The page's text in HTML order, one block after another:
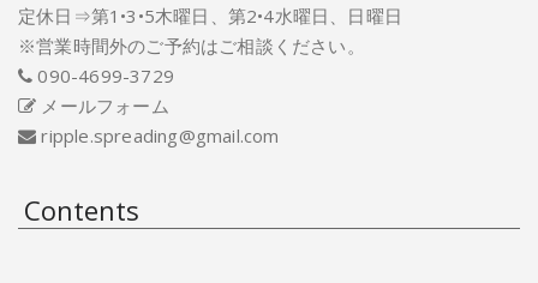
定休日⇒第1•3•5木曜日、第2•4水曜日、日曜日
※営業時間外のご予約はご相談ください。
090-4699-3729
メールフォーム
ripple.spreading@gmail.com
Contents